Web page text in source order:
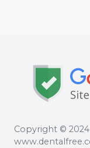
Copyright © 2024